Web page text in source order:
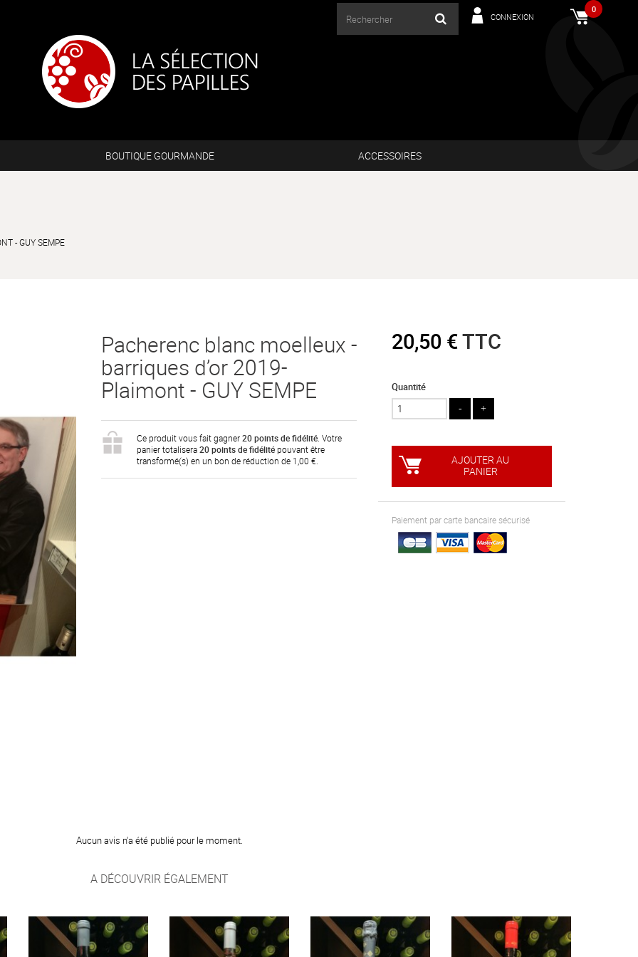
0
CONNEXION
BOUTIQUE GOURMANDE ACCESSOIRES
- GUY SEMPE
Pacherenc blanc moelleux -
barriques d’or 2019-
Plaimont - GUY SEMPE
Ce produit vous fait gagner 20points de fidélité. Votre
panier totalisera 20points de fidélitépouvant être
transformé(s) en un bon de réduction de 1,00 €.
20,50 €TTC
Quantité
AJOUTER AU
PANIER
Paiement par carte bancaire sécurisé
Aucun avis n'a été publié pour le moment.
A DÉCOUVRIR ÉGALEMENT